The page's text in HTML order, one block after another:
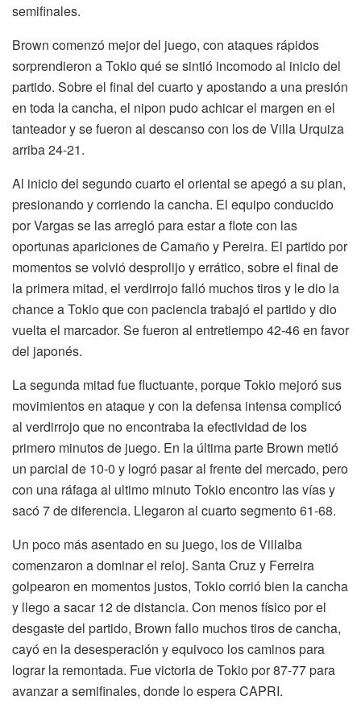
semifinales.
Brown comenzó mejor del juego, con ataques rápidos
sorprendieron a Tokio qué se sintió incomodo al inicio del
partido. Sobre el final del cuarto y apostando a una presión
en toda la cancha, el nipon pudo achicar el margen en el
tanteador y se fueron al descanso con los de Villa Urquiza
arriba 24-21.
Al inicio del segundo cuarto el oriental se apegó a su plan,
presionando y corriendo la cancha. El equipo conducido
por Vargas se las arregló para estar a flote con las
oportunas apariciones de Camaño y Pereira. El partido por
momentos se volvió desprolijo y errático, sobre el final de
la primera mitad, el verdirrojo falló muchos tiros y le dio la
chance a Tokio que con paciencia trabajó el partido y dio
vuelta el marcador. Se fueron al entretiempo 42-46 en favor
del japonés.
La segunda mitad fue fluctuante, porque Tokio mejoró sus
movimientos en ataque y con la defensa intensa complicó
al verdirrojo que no encontraba la efectividad de los
primero minutos de juego. En la última parte Brown metió
un parcial de 10-0 y logró pasar al frente del mercado, pero
con una ráfaga al ultimo minuto Tokio encontro las vías y
sacó 7 de diferencia. Llegaron al cuarto segmento 61-68.
Un poco más asentado en su juego, los de Villalba
comenzaron a dominar el reloj. Santa Cruz y Ferreira
golpearon en momentos justos, Tokio corrió bien la cancha
y llego a sacar 12 de distancia. Con menos físico por el
desgaste del partido, Brown fallo muchos tiros de cancha,
cayó en la desesperación y equivoco los caminos para
lograr la remontada. Fue victoria de Tokio por 87-77 para
avanzar a semifinales, donde lo espera CAPRI.